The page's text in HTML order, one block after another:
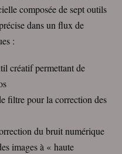
composée de sept outils
dans un flux de
:
créatif permettant de
filtre pour la correction des
du bruit numérique
images à « haute